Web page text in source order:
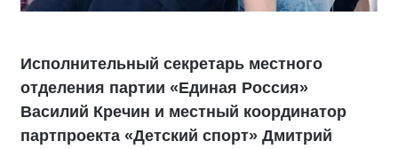
Исполнительный секретарь местного
отделения партии «Единая Россия»
Василий Кречин и местный координатор
партпроекта «Детский спорт» Дмитрий